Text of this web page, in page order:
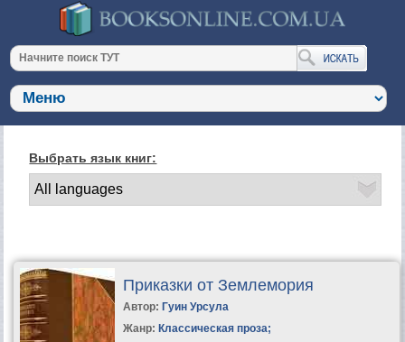
Выбрать язык книг:
Приказки от Землемория
Автор: Гуин Урсула
Жанр: Классическая проза;